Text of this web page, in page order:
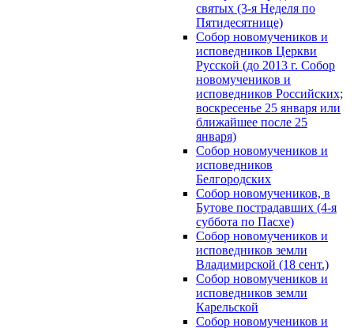
святых (3-я Неделя по
Пятидесятнице)
Собор новомучеников и
исповедников Церкви
Русской (до 2013 г. Собор
новомучеников и
исповедников Российских;
воскресенье 25 января или
ближайшее после 25
января)
Собор новомучеников и
исповедников
Белгородских
Собор новомучеников, в
Бутове пострадавших (4-я
суббота по Пасхе)
Собор новомучеников и
исповедников земли
Владимирской (18 сент.)
Собор новомучеников и
исповедников земли
Карельской
Собор новомучеников и